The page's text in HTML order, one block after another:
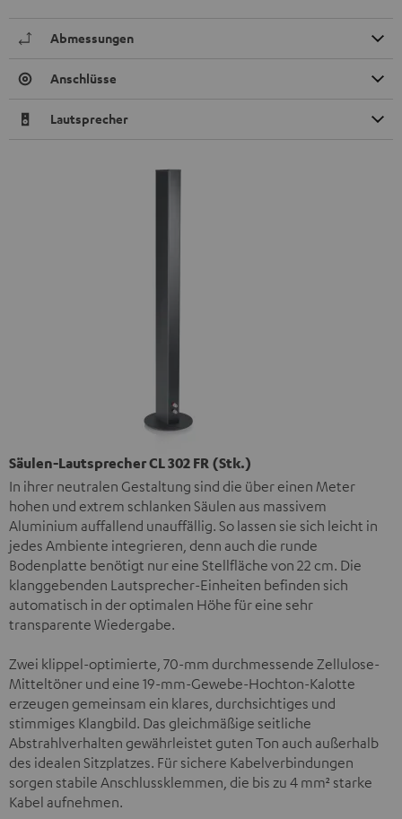
Abmessungen
Anschlüsse
Lautsprecher
Säulen-Lautsprecher CL 302 FR (Stk.)
In ihrer neutralen Gestaltung sind die über einen Meter
hohen und extrem schlanken Säulen aus massivem
Aluminium auffallend unauffällig. So lassen sie sich leicht in
jedes Ambiente integrieren, denn auch die runde
Bodenplatte benötigt nur eine Stellfläche von 22 cm. Die
klanggebenden Lautsprecher-Einheiten befinden sich
automatisch in der optimalen Höhe für eine sehr
transparente Wiedergabe.
Zwei klippel-optimierte, 70-mm durchmessende Zellulose-
Mitteltöner und eine 19-mm-Gewebe-Hochton-Kalotte
erzeugen gemeinsam ein klares, durchsichtiges und
stimmiges Klangbild. Das gleichmäßige seitliche
Abstrahlverhalten gewährleistet guten Ton auch außerhalb
des idealen Sitzplatzes. Für sichere Kabelverbindungen
sorgen stabile Anschlussklemmen, die bis zu 4 mm² starke
Kabel aufnehmen.